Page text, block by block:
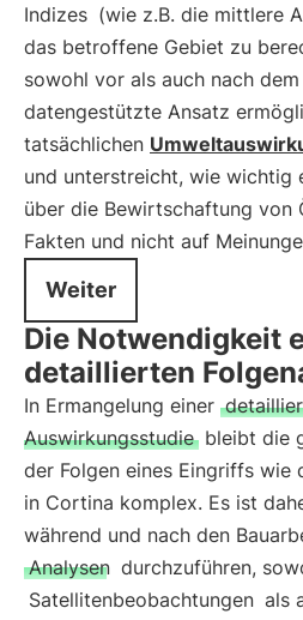
Indizes (wie z.B. die mittlere
das betroffene Gebiet zu
sowohl vor als auch nach
datengestützte Ansatz
tatsächlichen
und unterstreicht, wie wichtig
über die Bewirtschaftung von
Fakten und nicht auf
Weiter
Die Notwendigkeit
detaillierten
In Ermangelung einer
Auswirkungsstudie bleibt die
der Folgen eines Eingriffs wie
in Cortina komplex. Es ist
während und nach den
Analysen durchzuführen,
Satellitenbeobachtungen als